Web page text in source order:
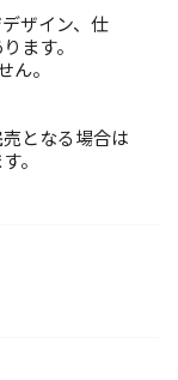
ザイン、仕
ます。
ん。
となる場合は
。